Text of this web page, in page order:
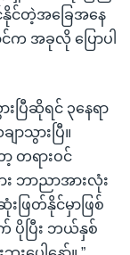
နိုင်တဲ့အခြေအနေ
အခုလို ပြောပါ
ပြီဆိုရင် ၃နေရာ
ာသွားပြီ။
တရားဝင်
း ဘာညာအားလုံး
ဖြတ်နိုင်မှာဖြစ်
ပြီး ဘယ်နှစ်